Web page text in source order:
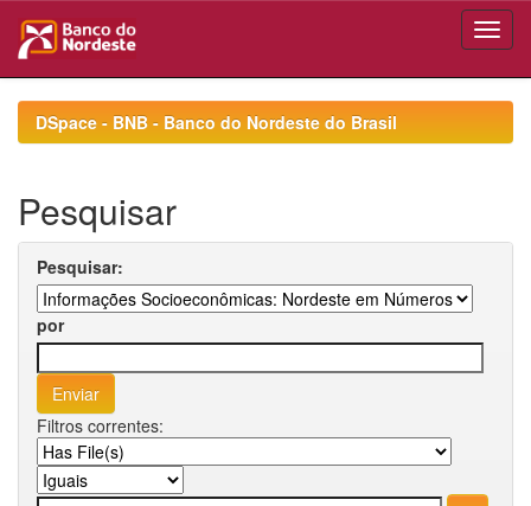
navigationDSpace - BNB - Banco do Nordeste do Brasil
Pesquisar
Pesquisar:
por
Filtros correntes: